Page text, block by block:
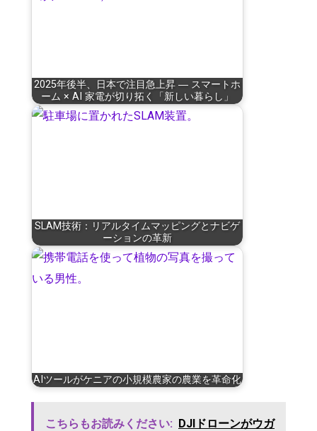
2025年後半、日本で注目急上昇 ― スマートホ
ーム × AI 家電が切り拓く「新しい暮らし」
SLAM技術：リアルタイムマッピングとナビゲ
ーションの革新
AIツールがケニアの小規模農家の農業を革命化
こちらもお読みください: DJIドローンがウガ